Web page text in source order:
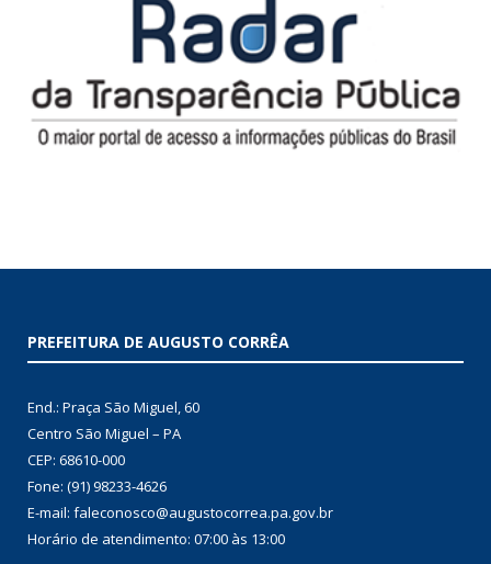
PREFEITURA DE AUGUSTO CORRÊA
End.: Praça São Miguel, 60
Centro São Miguel – PA
CEP: 68610-000
Fone: (91) 98233-4626
E-mail: faleconosco@augustocorrea.pa.gov.br
Horário de atendimento: 07:00 às 13:00